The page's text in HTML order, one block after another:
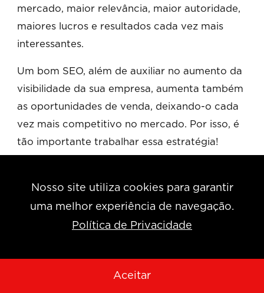
Nosso site utiliza cookies para garantir
uma melhor experiência de navegação.
Política de Privacidade
Aceitar
mercado, maior relevância, maior autoridade,
maiores lucros e resultados cada vez mais
interessantes.
Um bom SEO, além de auxiliar no aumento da
visibilidade da sua empresa, aumenta também
as oportunidades de venda, deixando-o cada
vez mais competitivo no mercado. Por isso, é
tão importante trabalhar essa estratégia!
aprendendo sobre marketing, SEO e produção
de conteúdo? Então assine agora mesmo a
nossa newsletter! Prometemos não mandar